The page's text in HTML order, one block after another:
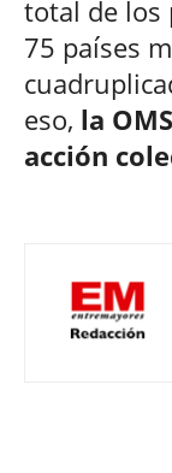
total de los
75 países
eso, la
acción